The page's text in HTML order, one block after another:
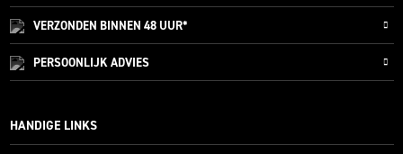
VERZONDEN BINNEN 48 UUR*
PERSOONLIJKADVIES
HANDIGE LINKS